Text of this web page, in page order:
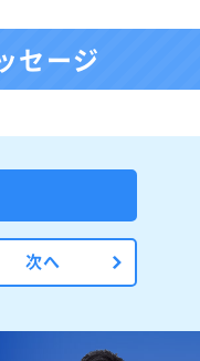
セージ
次へ